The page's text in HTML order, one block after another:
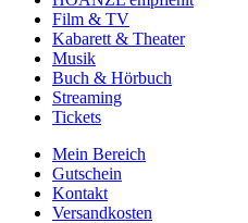
Film & TV
Kabarett & Theater
Musik
Buch & Hörbuch
Streaming
Tickets
Mein Bereich
Gutschein
Kontakt
Versandkosten